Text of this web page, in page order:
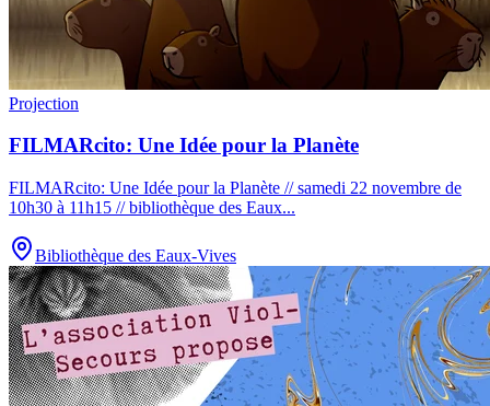
Projection
FILMARcito: Une Idée pour la Planète
FILMARcito: Une Idée pour la Planète // samedi 22 novembre de
10h30 à 11h15 // bibliothèque des Eaux...
Bibliothèque des Eaux-Vives